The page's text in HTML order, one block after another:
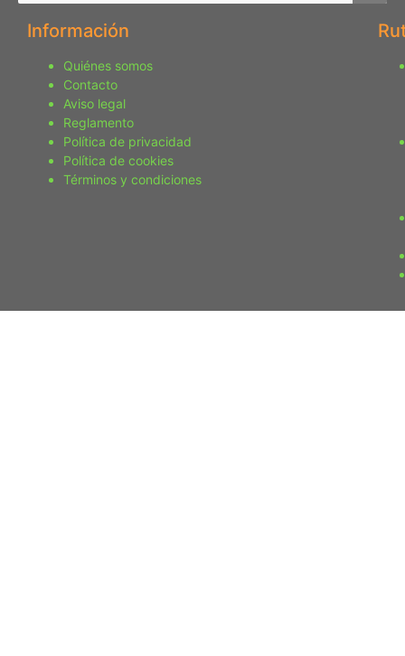
Información
Quiénes somos
Contacto
Aviso legal
Reglamento
Política de privacidad
Política de cookies
Términos y condiciones